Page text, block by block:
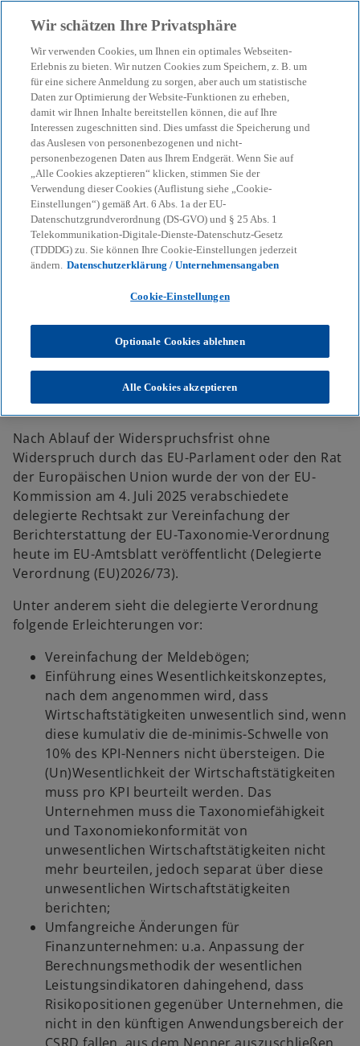
menu search
KPMG Express Accounting News
Delegierter Rechtsakt zur
Vereinfachung der
Berichterstattung nach
der...
Der Delegierte Rechtsakt zur Vereinfachung der
Berichterstattung nach der EU-Taxonomie-
Delegierter Rechtsakt zur Vereinfachung der Berichterstattung
Nach Ablauf der Widerspruchsfrist ohne
Widerspruch durch das EU-Parlament oder den Rat
der Europäischen Union wurde der von der EU-
Kommission am 4. Juli 2025 verabschiedete
delegierte Rechtsakt zur Vereinfachung der
Berichterstattung der EU-Taxonomie-Verordnung
heute im EU-Amtsblatt veröffentlicht (Delegierte
Verordnung (EU)2026/73).
Unter anderem sieht die delegierte Verordnung
folgende Erleichterungen vor:
Vereinfachung der Meldebögen;
Einführung eines Wesentlichkeitskonzeptes,
nach dem angenommen wird, dass
Wirtschaftstätigkeiten unwesentlich sind, wenn
diese kumulativ die de-minimis-Schwelle von
10% des KPI-Nenners nicht übersteigen. Die
(Un)Wesentlichkeit der Wirtschaftstätigkeiten
muss pro KPI beurteilt werden. Das
Unternehmen muss die Taxonomiefähigkeit
und Taxonomiekonformität von
unwesentlichen Wirtschaftstätigkeiten nicht
mehr beurteilen, jedoch separat über diese
unwesentlichen Wirtschaftstätigkeiten
berichten;
Umfangreiche Änderungen für
Finanzunternehmen: u.a. Anpassung der
Berechnungsmethodik der wesentlichen
Leistungsindikatoren dahingehend, dass
Risikopositionen gegenüber Unternehmen, die
nicht in den künftigen Anwendungsbereich der
Wir schätzen Ihre Privatsphäre
Wir verwenden Cookies, um Ihnen ein optimales Webseiten-
Erlebnis zu bieten. Wir nutzen Cookies zum Speichern, z. B. um
für eine sichere Anmeldung zu sorgen, aber auch um statistische
Daten zur Optimierung der Website-Funktionen zu erheben,
damit wir Ihnen Inhalte bereitstellen können, die auf Ihre
Interessen zugeschnitten sind. Dies umfasst die Speicherung und
das Auslesen von personenbezogenen und nicht-
personenbezogenen Daten aus Ihrem Endgerät. Wenn Sie auf
„Alle Cookies akzeptieren“ klicken, stimmen Sie der
Verwendung dieser Cookies (Auflistung siehe „Cookie-
Einstellungen“) gemäß Art. 6 Abs. 1a der EU-
Datenschutzgrundverordnung (DS-GVO) und § 25 Abs. 1
Telekommunikation-Digitale-Dienste-Datenschutz-Gesetz
(TDDDG) zu. Sie können Ihre Cookie-Einstellungen jederzeit
ändern. Datenschutzerklärung / Unternehmensangaben
Cookie-Einstellungen
Optionale Cookies ablehnen
Alle Cookies akzeptieren